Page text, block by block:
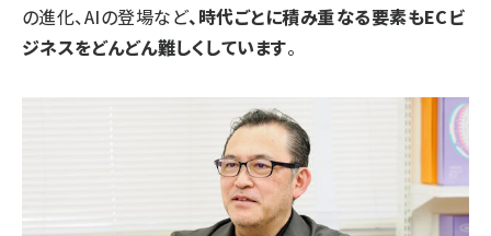
の進化、AIの登場など、時代ごとに積み重なる要素もECビ
ジネスをどんどん難しくしています。